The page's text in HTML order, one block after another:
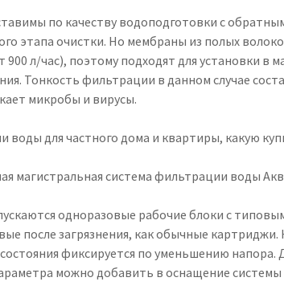
по качеству водоподготовки с
этапа очистки. Но мембраны из полых
л/час), поэтому подходят для установки в
Тонкость фильтрации в данном случае
микробы и вирусы.
магистральная система фильтрации воды
одноразовые рабочие блоки с
после загрязнения, как обычные картриджи.
фиксируется по уменьшению напора.
можно добавить в оснащение